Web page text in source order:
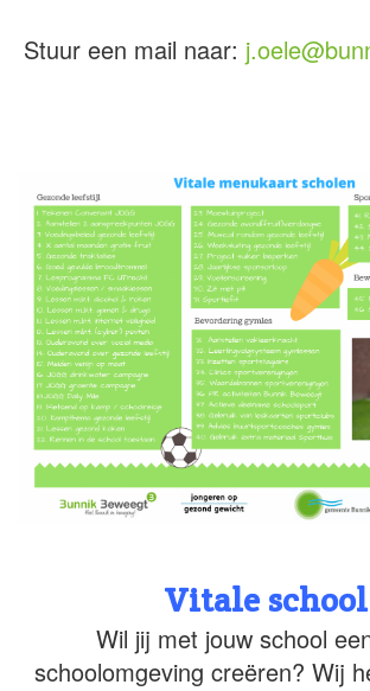
Stuur een mail naar:
Vitale school
Wil jij met jouw school
schoolomgeving creëren? Wij